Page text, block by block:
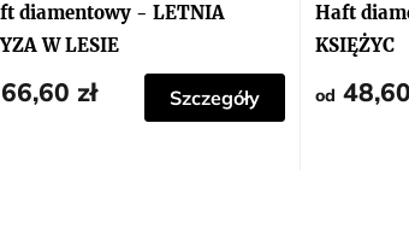
diamentowy - LETNIA
W LESIE
66,60 zł Szczegóły
Haft
KSIĘŻYC
od